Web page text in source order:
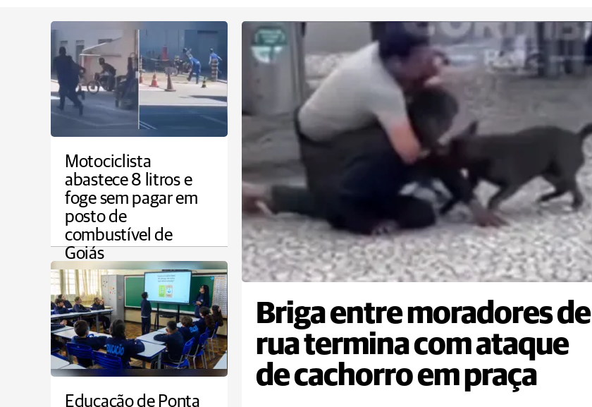
Motociclista
abastece 8 litros e
foge sem pagar em
posto de
combustível de
Goiás
COTIDIANO
Briga entre moradores de
rua termina com ataque
de cachorro em praça
Educação de Ponta